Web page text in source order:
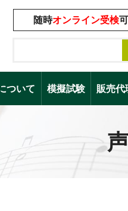
随時オンライン受検
ついて 模擬試験 販売代